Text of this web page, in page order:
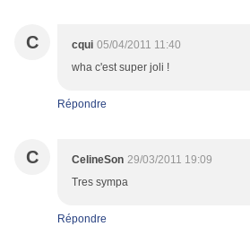
C cqui 05/04/2011 11:40
wha c'est super joli !
Répondre
C CelineSon 29/03/2011 19:09
Tres sympa
Répondre